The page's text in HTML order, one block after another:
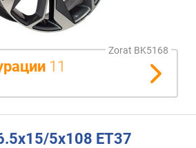
Zorat BK5168
11
5x108 ET37